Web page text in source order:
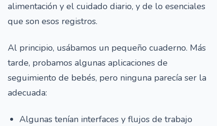
alimentación y el cuidado diario, y de lo esenciales
que son esos registros.
Al principio, usábamos un pequeño cuaderno. Más
tarde, probamos algunas aplicaciones de
seguimiento de bebés, pero ninguna parecía ser la
adecuada:
Algunas tenían interfaces y flujos de trabajo